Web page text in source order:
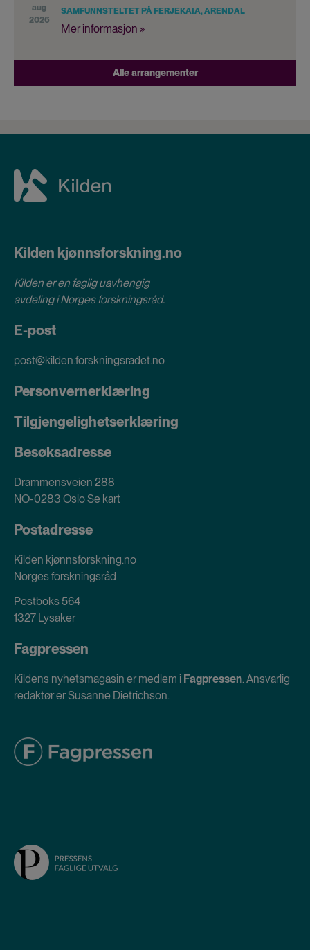
aug
2026
SAMFUNNSTELTET PÅ FERJEKAIA, ARENDAL
Mer informasjon »
Alle arrangementer
Kilden kjønnsforskning.no
Kilden er en faglig uavhengig
avdeling iNorges forskningsråd.
E-post
post@kilden.forskningsradet.no
Personvernerklæring
Tilgjengelighetserklæring
Besøksadresse
Drammensveien 288
NO-0283 OsloSe kart
Postadresse
Kilden kjønnsforskning.no
Norges forskningsråd
Postboks 564
1327 Lysaker
Fagpressen
Kildens nyhetsmagasin er medlem i Fagpressen. Ansvarlig
redaktør er Susanne Dietrichson.